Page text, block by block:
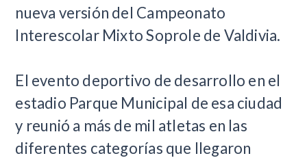
nueva versión del Campeonato
lnterescolar Mixto Soprole de Valdivia.
El evento deportivo de desarrollo en el
estadio Parque Municipal de esa ciudad
y reunió a más de mil atletas en las
diferentes categorías que llegaron